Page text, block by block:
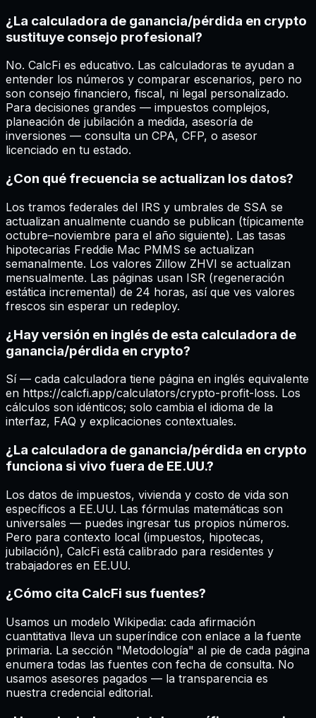
¿La calculadora de ganancia/pérdida en crypto
sustituye consejo profesional?
No. CalcFi es educativo. Las calculadoras te ayudan a
entender los números y comparar escenarios, pero no
son consejo financiero, fiscal, ni legal personalizado.
Para decisiones grandes — impuestos complejos,
planeación de jubilación a medida, asesoría de
inversiones — consulta un CPA, CFP, o asesor
licenciado en tu estado.
¿Con qué frecuencia se actualizan los datos?
Los tramos federales del IRS y umbrales de SSA se
actualizan anualmente cuando se publican (típicamente
octubre–noviembre para el año siguiente). Las tasas
hipotecarias Freddie Mac PMMS se actualizan
semanalmente. Los valores Zillow ZHVI se actualizan
mensualmente. Las páginas usan ISR (regeneración
estática incremental) de 24 horas, así que ves valores
frescos sin esperar un redeploy.
¿Hay versión en inglés de esta calculadora de
ganancia/pérdida en crypto?
Sí — cada calculadora tiene página en inglés equivalente
en https://calcfi.app/calculators/crypto-profit-loss. Los
cálculos son idénticos; solo cambia el idioma de la
interfaz, FAQ y explicaciones contextuales.
¿La calculadora de ganancia/pérdida en crypto
funciona si vivo fuera de EE.UU.?
Los datos de impuestos, vivienda y costo de vida son
específicos a EE.UU. Las fórmulas matemáticas son
universales — puedes ingresar tus propios números.
Pero para contexto local (impuestos, hipotecas,
jubilación), CalcFi está calibrado para residentes y
trabajadores en EE.UU.
¿Cómo cita CalcFi sus fuentes?
Usamos un modelo Wikipedia: cada afirmación
cuantitativa lleva un superíndice con enlace a la fuente
primaria. La sección "Metodología" al pie de cada página
enumera todas las fuentes con fecha de consulta. No
usamos asesores pagados — la transparencia es
nuestra credencial editorial.